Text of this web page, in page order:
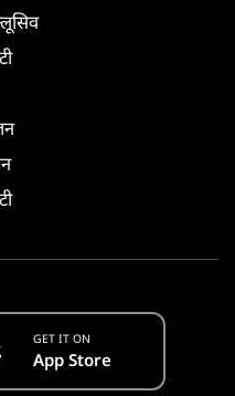
GET IT ON
App Store